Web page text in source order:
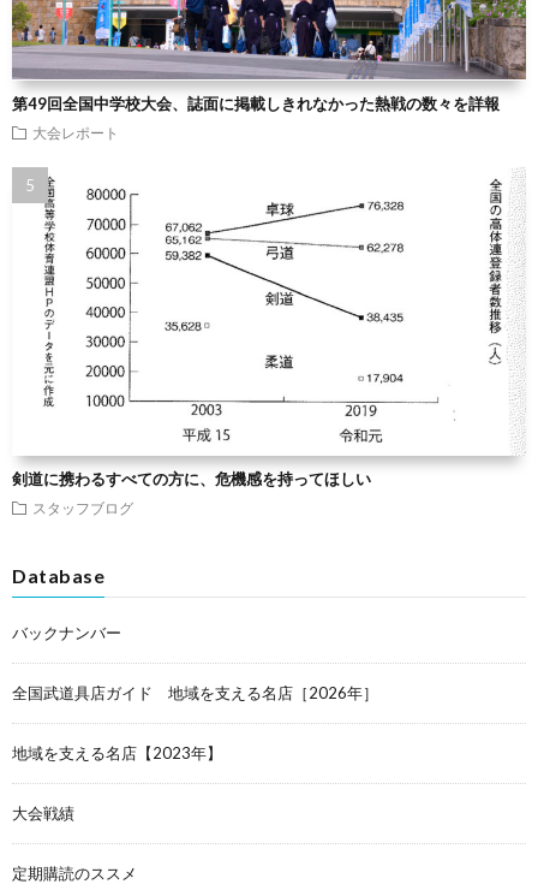
第49回全国中学校大会、誌面に掲載しきれなかった熱戦の数々を詳報
大会レポート
剣道に携わるすべての方に、危機感を持ってほしい
スタッフブログ
Database
バックナンバー
全国武道具店ガイド 地域を支える名店［2026年］
地域を支える名店【2023年】
大会戦績
定期購読のススメ